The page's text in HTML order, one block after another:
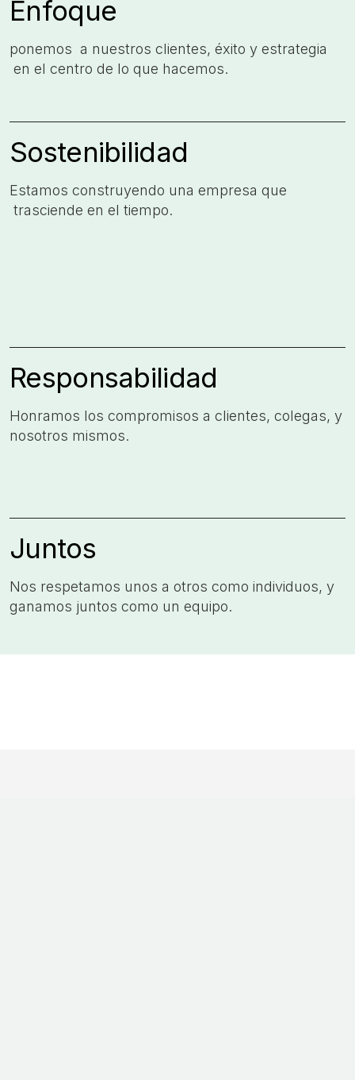
Enfoque
ponemos a nuestros clientes,​ éxito y estrategia​
en el centro de lo que​ hacemos.
Sostenibilidad
Estamos construyendo una​ empresa que​
trasciende en el tiempo.
Responsabilidad
Honramos los compromisos a clientes, colegas, y
nosotros mismos.​
Juntos
Nos respetamos unos a otros como individuos, y
ganamos juntos como un equipo.​